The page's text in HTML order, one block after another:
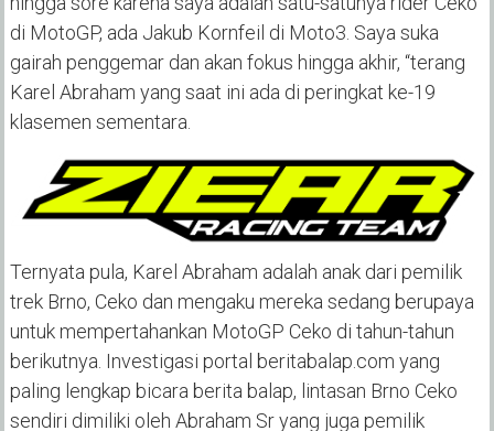
di MotoGP, ada Jakub Kornfeil di Moto3. Saya suka
gairah penggemar dan akan fokus hingga akhir, “terang
Karel Abraham yang saat ini ada di peringkat ke-19
klasemen sementara.
Ternyata pula, Karel Abraham adalah anak dari pemilik
trek Brno, Ceko dan mengaku mereka sedang berupaya
untuk mempertahankan MotoGP Ceko di tahun-tahun
berikutnya. Investigasi portal beritabalap.com yang
paling lengkap bicara berita balap, lintasan Brno Ceko
sendiri dimiliki oleh Abraham Sr yang juga pemilik